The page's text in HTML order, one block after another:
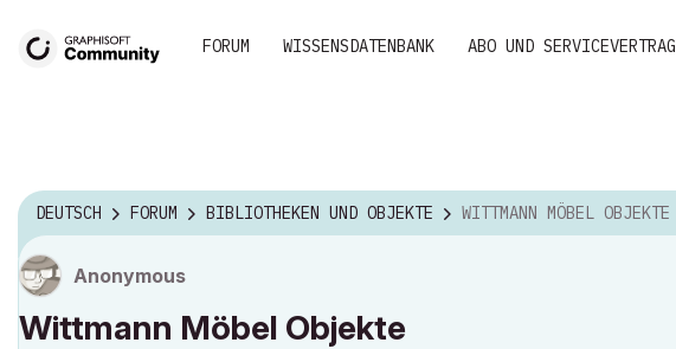
FORUM WISSENSDATENBANK ABO UND SERVICEVERTRAG
DEUTSCH FORUM BIBLIOTHEKEN UND OBJEKTE WITTMANN MÖBEL OBJEKTE
Anonymous
Wittmann Möbel Objekte